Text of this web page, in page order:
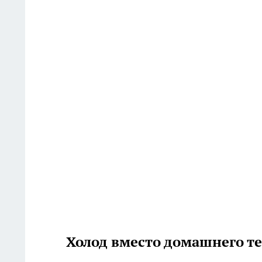
Холод вместо домашнего